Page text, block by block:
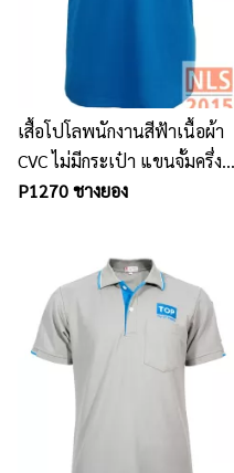
เสื้อโปโลพนักงานสีฟ้าเนื้อผ้า
CVC ไม่มีกระเป๋า แขนจั้มครึ่ง
ปักอกซ้าย
P1270 ชางยอง